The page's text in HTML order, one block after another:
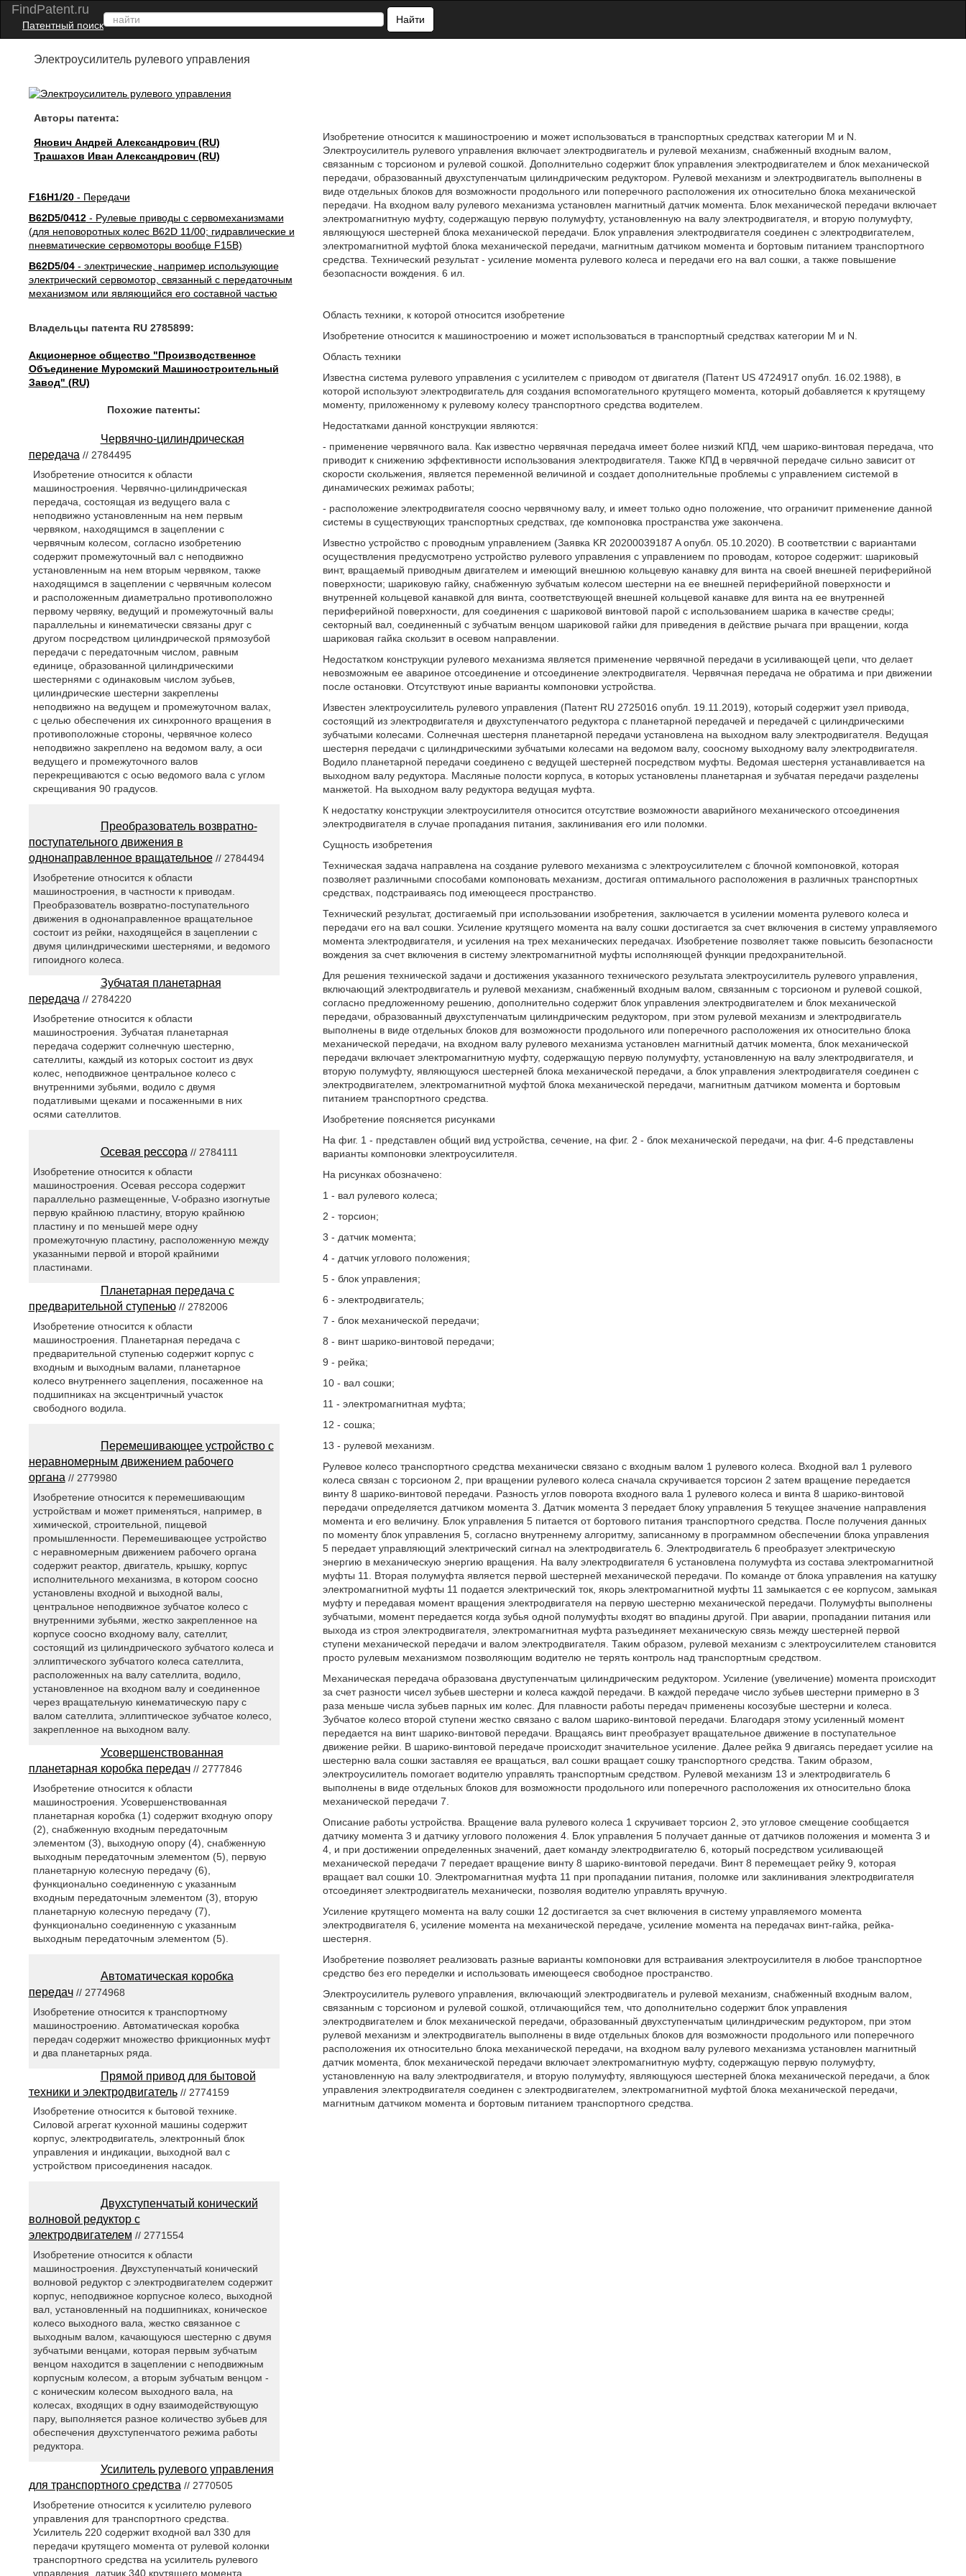
FindPatent.ru
Патентный поиск
Найти
Электроусилитель рулевого управления
Авторы патента:
Янович Андрей Александрович (RU)
Трашахов Иван Александрович (RU)
F16H1/20- Передачи
B62D5/0412- Рулевые приводы с сервомеханизмами
(для неповоротных колес B62D 11/00; гидравлические и
пневматические сервомоторы вообще F15B)
B62D5/04- электрические, например использующие
электрический сервомотор, связанный с передаточным
механизмом или являющийся его составной частью
Владельцы патента RU 2785899:
Акционерное общество "Производственное
Объединение Муромский Машиностроительный
Завод" (RU)
Изобретение относится к машиностроению и может использоваться в транспортных средствах категории М и N.
Электроусилитель рулевого управления включает электродвигатель и рулевой механизм, снабженный входным валом,
связанным с торсионом и рулевой сошкой. Дополнительно содержит блок управления электродвигателем и блок механической
передачи, образованный двухступенчатым цилиндрическим редуктором. Рулевой механизм и электродвигатель выполнены в
виде отдельных блоков для возможности продольного или поперечного расположения их относительно блока механической
передачи. На входном валу рулевого механизма установлен магнитный датчик момента. Блок механической передачи включает
электромагнитную муфту, содержащую первую полумуфту, установленную на валу электродвигателя, и вторую полумуфту,
являющуюся шестерней блока механической передачи. Блок управления электродвигателя соединен с электродвигателем,
электромагнитной муфтой блока механической передачи, магнитным датчиком момента и бортовым питанием транспортного
средства. Технический результат - усиление момента рулевого колеса и передачи его на вал сошки, а также повышение
безопасности вождения. 6 ил.
Область техники, к которой относится изобретение
Изобретение относится к машиностроению и может использоваться в транспортный средствах категории М и N.
Область техники
Известна система рулевого управления с усилителем с приводом от двигателя (Патент US 4724917 опубл. 16.02.1988), в
которой используют электродвигатель для создания вспомогательного крутящего момента, который добавляется к крутящему
моменту, приложенному к рулевому колесу транспортного средства водителем.
Недостатками данной конструкции являются:
- применение червячного вала. Как известно червячная передача имеет более низкий КПД, чем шарико-винтовая передача, что
приводит к снижению эффективности использования электродвигателя. Также КПД в червячной передаче сильно зависит от
скорости скольжения, является переменной величиной и создает дополнительные проблемы с управлением системой в
динамических режимах работы;
- расположение электродвигателя соосно червячному валу, и имеет только одно положение, что ограничит применение данной
системы в существующих транспортных средствах, где компоновка пространства уже закончена.
Известно устройство с проводным управлением (Заявка KR 20200039187 A опубл. 05.10.2020). В соответствии с вариантами
осуществления предусмотрено устройство рулевого управления с управлением по проводам, которое содержит: шариковый
винт, вращаемый приводным двигателем и имеющий внешнюю кольцевую канавку для винта на своей внешней периферийной
поверхности; шариковую гайку, снабженную зубчатым колесом шестерни на ее внешней периферийной поверхности и
внутренней кольцевой канавкой для винта, соответствующей внешней кольцевой канавке для винта на ее внутренней
периферийной поверхности, для соединения с шариковой винтовой парой с использованием шарика в качестве среды;
секторный вал, соединенный с зубчатым венцом шариковой гайки для приведения в действие рычага при вращении, когда
шариковая гайка скользит в осевом направлении.
Недостатком конструкции рулевого механизма является применение червячной передачи в усиливающей цепи, что делает
невозможным ее авариное отсоединение и отсоединение электродвигателя. Червячная передача не обратима и при движении
после остановки. Отсутствуют иные варианты компоновки устройства.
Известен электроусилитель рулевого управления (Патент RU 2725016 опубл. 19.11.2019), который содержит узел привода,
состоящий из электродвигателя и двухступенчатого редуктора с планетарной передачей и передачей с цилиндрическими
зубчатыми колесами. Солнечная шестерня планетарной передачи установлена на выходном валу электродвигателя. Ведущая
шестерня передачи с цилиндрическими зубчатыми колесами на ведомом валу, соосному выходному валу электродвигателя.
Водило планетарной передачи соединено с ведущей шестерней посредством муфты. Ведомая шестерня устанавливается на
выходном валу редуктора. Масляные полости корпуса, в которых установлены планетарная и зубчатая передачи разделены
манжетой. На выходном валу редуктора ведущая муфта.
К недостатку конструкции электроусилителя относится отсутствие возможности аварийного механического отсоединения
электродвигателя в случае пропадания питания, заклинивания его или поломки.
Сущность изобретения
Техническая задача направлена на создание рулевого механизма с электроусилителем с блочной компоновкой, которая
позволяет различными способами компоновать механизм, достигая оптимального расположения в различных транспортных
средствах, подстраиваясь под имеющееся пространство.
Технический результат, достигаемый при использовании изобретения, заключается в усилении момента рулевого колеса и
передачи его на вал сошки. Усиление крутящего момента на валу сошки достигается за счет включения в систему управляемого
момента электродвигателя, и усиления на трех механических передачах. Изобретение позволяет также повысить безопасности
вождения за счет включения в систему электромагнитной муфты исполняющей функции предохранительной.
Для решения технической задачи и достижения указанного технического результата электроусилитель рулевого управления,
включающий электродвигатель и рулевой механизм, снабженный входным валом, связанным с торсионом и рулевой сошкой,
согласно предложенному решению, дополнительно содержит блок управления электродвигателем и блок механической
передачи, образованный двухступенчатым цилиндрическим редуктором, при этом рулевой механизм и электродвигатель
выполнены в виде отдельных блоков для возможности продольного или поперечного расположения их относительно блока
механической передачи, на входном валу рулевого механизма установлен магнитный датчик момента, блок механической
передачи включает электромагнитную муфту, содержащую первую полумуфту, установленную на валу электродвигателя, и
вторую полумуфту, являющуюся шестерней блока механической передачи, а блок управления электродвигателя соединен с
электродвигателем, электромагнитной муфтой блока механической передачи, магнитным датчиком момента и бортовым
питанием транспортного средства.
Изобретение поясняется рисунками
На фиг. 1 - представлен общий вид устройства, сечение, на фиг. 2 - блок механической передачи, на фиг. 4-6 представлены
варианты компоновки электроусилителя.
На рисунках обозначено:
1 - вал рулевого колеса;
2 - торсион;
3 - датчик момента;
4 - датчик углового положения;
5 - блок управления;
6 - электродвигатель;
7 - блок механической передачи;
8 - винт шарико-винтовой передачи;
9 - рейка;
10 - вал сошки;
11 - электромагнитная муфта;
12 - сошка;
13 - рулевой механизм.
Рулевое колесо транспортного средства механически связано с входным валом 1 рулевого колеса. Входной вал 1 рулевого
колеса связан с торсионом 2, при вращении рулевого колеса сначала скручивается торсион 2 затем вращение передается
винту 8 шарико-винтовой передачи. Разность углов поворота входного вала 1 рулевого колеса и винта 8 шарико-винтовой
передачи определяется датчиком момента 3. Датчик момента 3 передает блоку управления 5 текущее значение направления
момента и его величину. Блок управления 5 питается от бортового питания транспортного средства. После получения данных
по моменту блок управления 5, согласно внутреннему алгоритму, записанному в программном обеспечении блока управления
5 передает управляющий электрический сигнал на электродвигатель 6. Электродвигатель 6 преобразует электрическую
энергию в механическую энергию вращения. На валу электродвигателя 6 установлена полумуфта из состава электромагнитной
муфты 11. Вторая полумуфта является первой шестерней механической передачи. По команде от блока управления на катушку
электромагнитной муфты 11 подается электрический ток, якорь электромагнитной муфты 11 замыкается с ее корпусом, замыкая
муфту и передавая момент вращения электродвигателя на первую шестерню механической передачи. Полумуфты выполнены
зубчатыми, момент передается когда зубья одной полумуфты входят во впадины другой. При аварии, пропадании питания или
выхода из строя электродвигателя, электромагнитная муфта разъединяет механическую связь между шестерней первой
ступени механической передачи и валом электродвигателя. Таким образом, рулевой механизм с электроусилителем становится
просто рулевым механизмом позволяющим водителю не терять контроль над транспортным средством.
Механическая передача образована двуступенчатым цилиндрическим редуктором. Усиление (увеличение) момента происходит
за счет разности чисел зубьев шестерни и колеса каждой передачи. В каждой передаче число зубьев шестерни примерно в 3
раза меньше числа зубьев парных им колес. Для плавности работы передач применены косозубые шестерни и колеса.
Зубчатое колесо второй ступени жестко связано с валом шарико-винтовой передачи. Благодаря этому усиленный момент
передается на винт шарико-винтовой передачи. Вращаясь винт преобразует вращательное движение в поступательное
движение рейки. В шарико-винтовой передаче происходит значительное усиление. Далее рейка 9 двигаясь передает усилие на
шестерню вала сошки заставляя ее вращаться, вал сошки вращает сошку транспортного средства. Таким образом,
электроусилитель помогает водителю управлять транспортным средством. Рулевой механизм 13 и электродвигатель 6
выполнены в виде отдельных блоков для возможности продольного или поперечного расположения их относительно блока
механической передачи 7.
Описание работы устройства. Вращение вала рулевого колеса 1 скручивает торсион 2, это угловое смещение сообщается
датчику момента 3 и датчику углового положения 4. Блок управления 5 получает данные от датчиков положения и момента 3 и
4, и при достижении определенных значений, дает команду электродвигателю 6, который посредством усиливающей
механической передачи 7 передает вращение винту 8 шарико-винтовой передачи. Винт 8 перемещает рейку 9, которая
вращает вал сошки 10. Электромагнитная муфта 11 при пропадании питания, поломке или заклинивания электродвигателя
отсоединяет электродвигатель механически, позволяя водителю управлять вручную.
Усиление крутящего момента на валу сошки 12 достигается за счет включения в систему управляемого момента
электродвигателя 6, усиление момента на механической передаче, усиление момента на передачах винт-гайка, рейка-
шестерня.
Изобретение позволяет реализовать разные варианты компоновки для встраивания электроусилителя в любое транспортное
средство без его переделки и использовать имеющееся свободное пространство.
Электроусилитель рулевого управления, включающий электродвигатель и рулевой механизм, снабженный входным валом,
связанным с торсионом и рулевой сошкой, отличающийся тем, что дополнительно содержит блок управления
электродвигателем и блок механической передачи, образованный двухступенчатым цилиндрическим редуктором, при этом
рулевой механизм и электродвигатель выполнены в виде отдельных блоков для возможности продольного или поперечного
расположения их относительно блока механической передачи, на входном валу рулевого механизма установлен магнитный
датчик момента, блок механической передачи включает электромагнитную муфту, содержащую первую полумуфту,
установленную на валу электродвигателя, и вторую полумуфту, являющуюся шестерней блока механической передачи, а блок
управления электродвигателя соединен с электродвигателем, электромагнитной муфтой блока механической передачи,
магнитным датчиком момента и бортовым питанием транспортного средства.
Похожие патенты:
Червячно-цилиндрическая
передача // 2784495
Изобретение относится к области
машиностроения. Червячно-цилиндрическая
передача, состоящая из ведущего вала с
неподвижно установленным на нем первым
червяком, находящимся в зацеплении с
червячным колесом, согласно изобретению
содержит промежуточный вал с неподвижно
установленным на нем вторым червяком, также
находящимся в зацеплении с червячным колесом
и расположенным диаметрально противоположно
первому червяку, ведущий и промежуточный валы
параллельны и кинематически связаны друг с
другом посредством цилиндрической прямозубой
передачи с передаточным числом, равным
единице, образованной цилиндрическими
шестернями с одинаковым числом зубьев,
цилиндрические шестерни закреплены
неподвижно на ведущем и промежуточном валах,
с целью обеспечения их синхронного вращения в
противоположные стороны, червячное колесо
неподвижно закреплено на ведомом валу, а оси
ведущего и промежуточного валов
перекрещиваются с осью ведомого вала с углом
скрещивания 90 градусов.
Преобразователь возвратно-
поступательного движения в
однонаправленное вращательное// 2784494
Изобретение относится к области
машиностроения, в частности к приводам.
Преобразователь возвратно-поступательного
движения в однонаправленное вращательное
состоит из рейки, находящейся в зацеплении с
двумя цилиндрическими шестернями, и ведомого
гипоидного колеса.
Зубчатая планетарная
передача // 2784220
Изобретение относится к области
машиностроения. Зубчатая планетарная
передача содержит солнечную шестерню,
сателлиты, каждый из которых состоит из двух
колес, неподвижное центральное колесо с
внутренними зубьями, водило с двумя
податливыми щеками и посаженными в них
осями сателлитов.
Осевая рессора // 2784111
Изобретение относится к области
машиностроения. Осевая рессора содержит
параллельно размещенные, V-образно изогнутые
первую крайнюю пластину, вторую крайнюю
пластину и по меньшей мере одну
промежуточную пластину, расположенную между
указанными первой и второй крайними
пластинами.
Планетарная передача с
предварительной ступенью// 2782006
Изобретение относится к области
машиностроения. Планетарная передача с
предварительной ступенью содержит корпус с
входным и выходным валами, планетарное
колесо внутреннего зацепления, посаженное на
подшипниках на эксцентричный участок
свободного водила.
Перемешивающее устройство с
неравномерным движением рабочего
органа // 2779980
Изобретение относится к перемешивающим
устройствам и может применяться, например, в
химической, строительной, пищевой
промышленности. Перемешивающее устройство
с неравномерным движением рабочего органа
содержит реактор, двигатель, крышку, корпус
исполнительного механизма, в котором соосно
установлены входной и выходной валы,
центральное неподвижное зубчатое колесо с
внутренними зубьями, жестко закрепленное на
корпусе соосно входному валу, сателлит,
состоящий из цилиндрического зубчатого колеса и
эллиптического зубчатого колеса сателлита,
расположенных на валу сателлита, водило,
установленное на входном валу и соединенное
через вращательную кинематическую пару с
валом сателлита, эллиптическое зубчатое колесо,
закрепленное на выходном валу.
Усовершенствованная
планетарная коробка передач// 2777846
Изобретение относится к области
машиностроения. Усовершенствованная
планетарная коробка (1) содержит входную опору
(2), снабженную входным передаточным
элементом (3), выходную опору (4), снабженную
выходным передаточным элементом (5), первую
планетарную колесную передачу (6),
функционально соединенную с указанным
входным передаточным элементом (3), вторую
планетарную колесную передачу (7),
функционально соединенную с указанным
выходным передаточным элементом (5).
Автоматическая коробка
передач// 2774968
Изобретение относится к транспортному
машиностроению. Автоматическая коробка
передач содержит множество фрикционных муфт
и два планетарных ряда.
Прямой привод для бытовой
техники и электродвигатель// 2774159
Изобретение относится к бытовой технике.
Силовой агрегат кухонной машины содержит
корпус, электродвигатель, электронный блок
управления и индикации, выходной вал с
устройством присоединения насадок.
Двухступенчатый конический
волновой редуктор с
электродвигателем // 2771554
Изобретение относится к области
машиностроения. Двухступенчатый конический
волновой редуктор с электродвигателем содержит
корпус, неподвижное корпусное колесо, выходной
вал, установленный на подшипниках, коническое
колесо выходного вала, жестко связанное с
выходным валом, качающуюся шестерню с двумя
зубчатыми венцами, которая первым зубчатым
венцом находится в зацеплении с неподвижным
корпусным колесом, а вторым зубчатым венцом -
с коническим колесом выходного вала, на
колесах, входящих в одну взаимодействующую
пару, выполняется разное количество зубьев для
обеспечения двухступенчатого режима работы
редуктора.
Усилитель рулевого управления
для транспортного средства// 2770505
Изобретение относится к усилителю рулевого
управления для транспортного средства.
Усилитель 220 содержит входной вал 330 для
передачи крутящего момента от рулевой колонки
транспортного средства на усилитель рулевого
управления, датчик 340 крутящего момента,